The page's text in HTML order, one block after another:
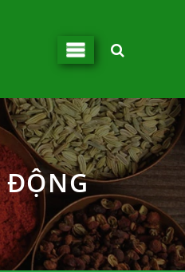
ĐỘNG